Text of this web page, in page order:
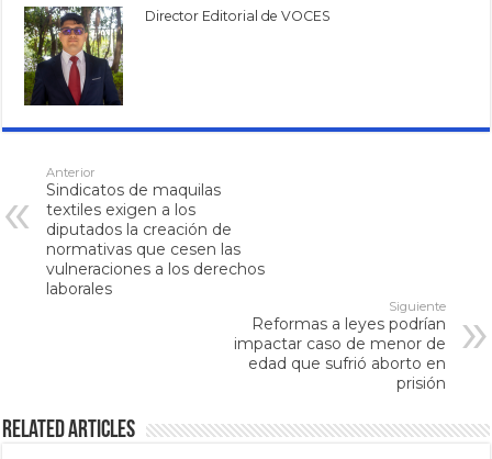
Director Editorial de VOCES
Anterior
Sindicatos de maquilas
textiles exigen a los
diputados la creación de
normativas que cesen las
vulneraciones a los derechos
laborales
Siguiente
Reformas a leyes podrían
impactar caso de menor de
edad que sufrió aborto en
prisión
Related Articles